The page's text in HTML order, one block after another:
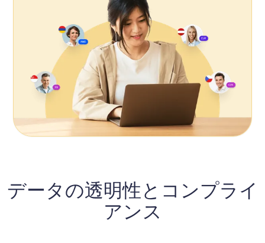
データの透明性とコンプライ
アンス